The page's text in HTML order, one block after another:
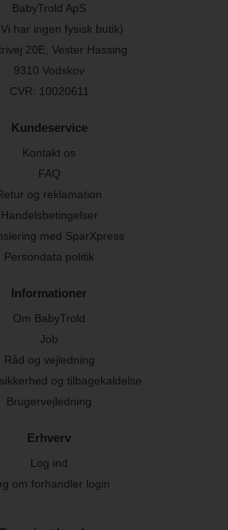
BabyTrold ApS
har ingen fysisk butik)
20E, Vester Hassing
9310 Vodskov
CVR: 10020611
Kundeservice
Kontakt os
FAQ
og reklamation
Handelsbetingelser
med SparXpress
Persondata politik
Informationer
Om BabyTrold
Job
Råd og vejledning
og tilbagekaldelse
Brugervejledning
Erhverv
Log ind
om forhandler login